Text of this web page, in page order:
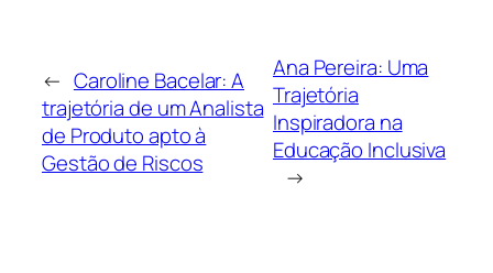
← Caroline Bacelar: A
trajetória de um Analista
de Produto apto à
Gestão de Riscos
Ana Pereira: Uma
Trajetória
Inspiradora na
Educação Inclusiva
→